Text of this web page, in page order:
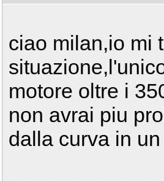
ciao milan,io mi
motore oltre i
non avrai piu
dalla curva in